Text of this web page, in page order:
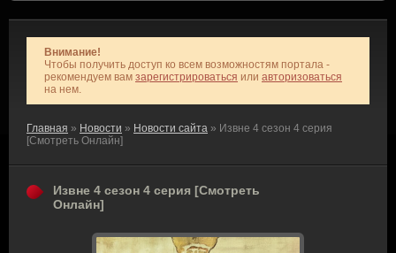
Внимание!
Чтобы получить доступ ко всем возможностям портала -
рекомендуем вам зарегистрироваться или авторизоваться
на нем.
Главная » Новости » Новости сайта » Извне 4 сезон 4 серия
[Смотреть Онлайн]
Извне 4 сезон 4 серия [Смотреть
Онлайн]